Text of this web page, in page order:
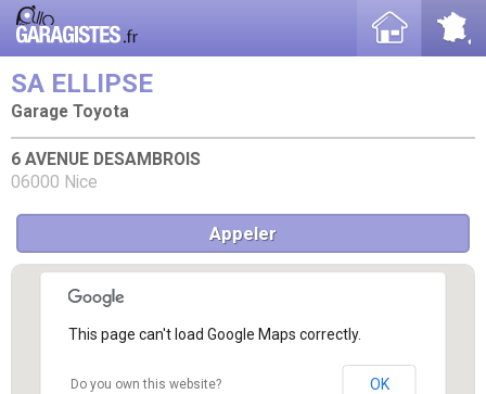
SA ELLIPSE
Garage Toyota
6 AVENUE DESAMBROIS
06000 Nice
Appeler
This page can't load Google Maps correctly.
Do you own this website? OK